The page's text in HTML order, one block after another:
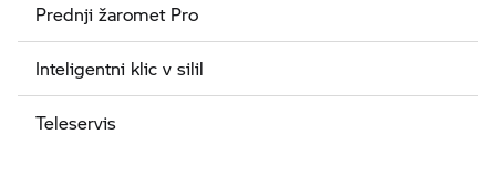
Prednji žaromet Pro
Inteligentni klic v silil
Teleservis